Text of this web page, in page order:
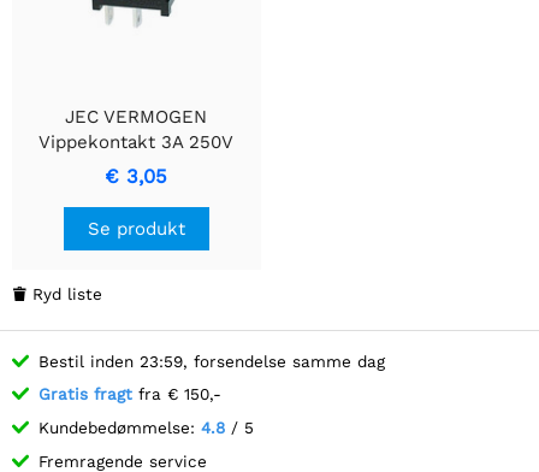
JEC VERMOGEN
Vippekontakt 3A 250V
TIL/FRA SPST
€ 3,05
Se produkt
 Ryd liste
Bestil inden 23:59, forsendelse samme dag
Gratis fragt fra € 150,-
Kundebedømmelse: 4.8 / 5
Fremragende service